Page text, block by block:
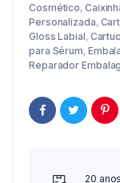
Cosmético,
Personalizada,
Gloss Labial,
para Sérum,
Reparador
20